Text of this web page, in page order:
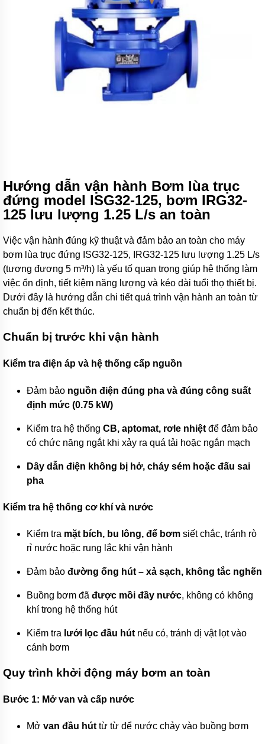
Máy
bơm
PANASONIC
Máy
bơm
SHIMIZU
-
Inđô
Máy
SENA
-
Nam
bơm
SELTON-
Máy
SHINIL
Nam
Máy
bơm
PHÁT
bơm
DAPHOVINA
Nam
Máy
HOWAKI
Nam
Bơm
Hướng dẫn vận hành Bơm lùa trục
đứng model ISG32-125, bơm IRG32-
125 lưu lượng 1.25 L/s an toàn
Việc vận hành đúng kỹ thuật và đảm bảo an toàn cho máy
bơm lùa trục đứng ISG32-125, IRG32-125 lưu lượng 1.25 L/s
(tương đương 5 m³/h) là yếu tố quan trọng giúp hệ thống làm
việc ổn định, tiết kiệm năng lượng và kéo dài tuổi thọ thiết bị.
Dưới đây là hướng dẫn chi tiết quá trình vận hành an toàn từ
chuẩn bị đến kết thúc.
Chuẩn bị trước khi vận hành
Kiểm tra điện áp và hệ thống cấp nguồn
Đảm bảo nguồn điện đúng pha và đúng công suất
định mức (0.75 kW)
Kiểm tra hệ thống CB, aptomat, rơle nhiệt để đảm bảo
có chức năng ngắt khi xảy ra quá tải hoặc ngắn mạch
Dây dẫn điện không bị hở, cháy sém hoặc đấu sai
pha
Kiểm tra hệ thống cơ khí và nước
Kiểm tra mặt bích, bu lông, đế bơm siết chắc, tránh rò
rỉ nước hoặc rung lắc khi vận hành
Đảm bảo đường ống hút – xả sạch, không tắc nghẽn
Buồng bơm đã được mồi đầy nước, không có không
khí trong hệ thống hút
Kiểm tra lưới lọc đầu hút nếu có, tránh dị vật lọt vào
cánh bơm
Quy trình khởi động máy bơm an toàn
Bước 1: Mở van và cấp nước
Mở van đầu húttừ từ để nước chảy vào buồng bơm